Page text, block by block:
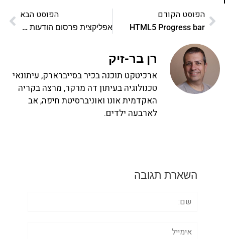
הפוסט הקודם
HTML5 Progress bar
הפוסט הבא
אפליקצית פרסום הודעות בעמוד פייסבוק
רן בר-זיק
ארכיטקט תוכנה בכיר בסייברארק, עיתונאי
טכנולוגיה בעיתון דה מרקר, מרצה בקריה
האקדמית אונו ואוניברסיטת חיפה, אב
לארבעה ילדים.
השארת תגובה